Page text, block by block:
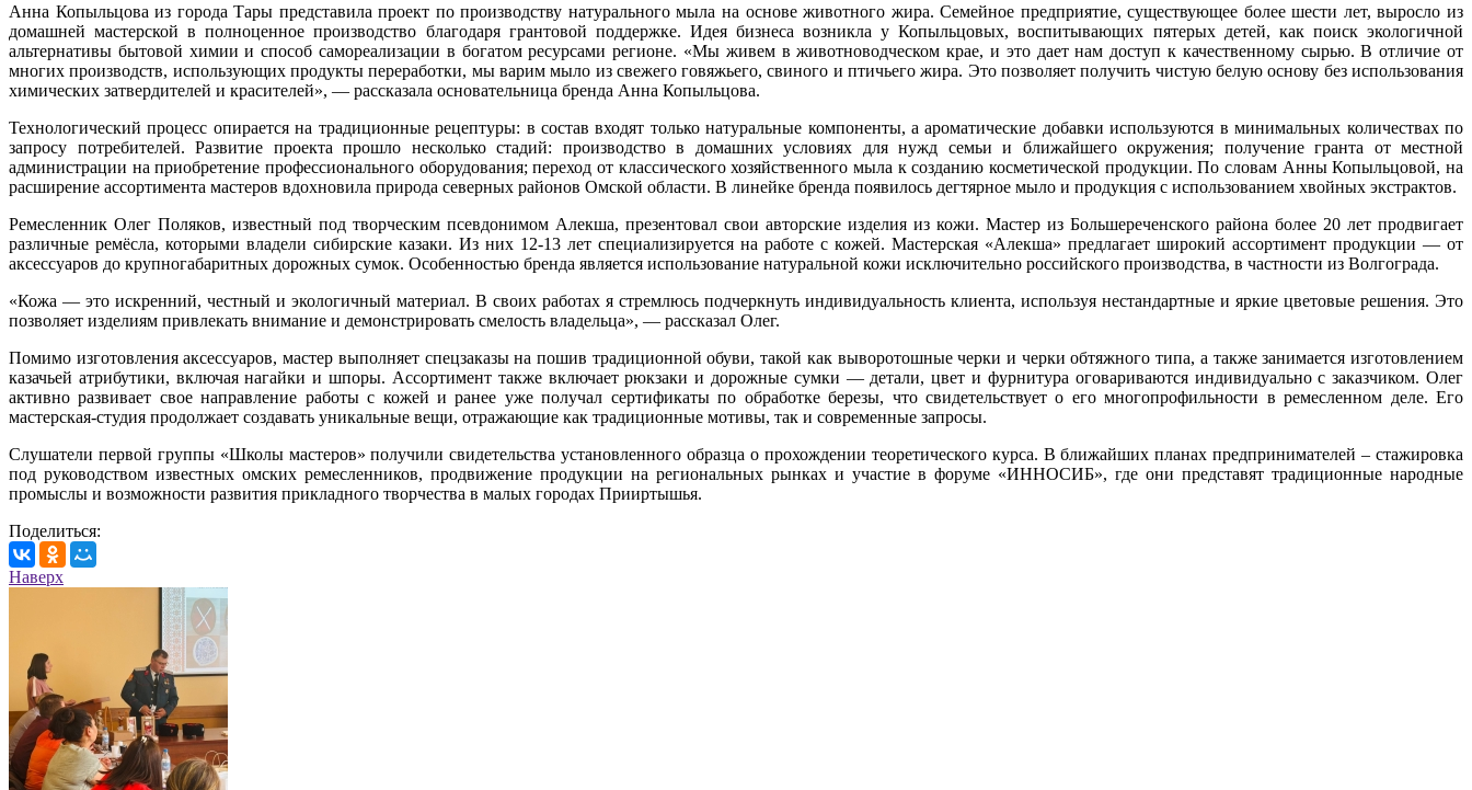
Анна Копыльцова из города Тары представила проект по производству натурального мыла на основе животного жира. Семейное предприятие, существующее более шести лет, выросло из
домашней мастерской в полноценное производство благодаря грантовой поддержке. Идея бизнеса возникла у Копыльцовых, воспитывающих пятерых детей, как поиск экологичной
альтернативы бытовой химии и способ самореализации в богатом ресурсами регионе. «Мы живем в животноводческом крае, и это дает нам доступ к качественному сырью. В отличие от
многих производств, использующих продукты переработки, мы варим мыло из свежего говяжьего, свиного и птичьего жира. Это позволяет получить чистую белую основу без использования
химических затвердителей и красителей», — рассказала основательница бренда Анна Копыльцова.
Технологический процесс опирается на традиционные рецептуры: в состав входят только натуральные компоненты, а ароматические добавки используются в минимальных количествах по
запросу потребителей. Развитие проекта прошло несколько стадий: производство в домашних условиях для нужд семьи и ближайшего окружения; получение гранта от местной
администрации на приобретение профессионального оборудования; переход от классического хозяйственного мыла к созданию косметической продукции. По словам Анны Копыльцовой, на
расширение ассортимента мастеров вдохновила природа северных районов Омской области. В линейке бренда появилось дегтярное мыло и продукция с использованием хвойных экстрактов.
Ремесленник Олег Поляков, известный под творческим псевдонимом Алекша, презентовал свои авторские изделия из кожи. Мастер из Большереченского района более 20 лет продвигает
различные ремёсла, которыми владели сибирские казаки. Из них 12-13 лет специализируется на работе с кожей. Мастерская «Алекша» предлагает широкий ассортимент продукции — от
аксессуаров до крупногабаритных дорожных сумок. Особенностью бренда является использование натуральной кожи исключительно российского производства, в частности из Волгограда.
«Кожа — это искренний, честный и экологичный материал. В своих работах я стремлюсь подчеркнуть индивидуальность клиента, используя нестандартные и яркие цветовые решения. Это
позволяет изделиям привлекать внимание и демонстрировать смелость владельца», — рассказал Олег.
Помимо изготовления аксессуаров, мастер выполняет спецзаказы на пошив традиционной обуви, такой как выворотошные черки и черки обтяжного типа, а также занимается изготовлением
казачьей атрибутики, включая нагайки и шпоры. Ассортимент также включает рюкзаки и дорожные сумки — детали, цвет и фурнитура оговариваются индивидуально с заказчиком. Олег
активно развивает свое направление работы с кожей и ранее уже получал сертификаты по обработке березы, что свидетельствует о его многопрофильности в ремесленном деле. Его
мастерская-студия продолжает создавать уникальные вещи, отражающие как традиционные мотивы, так и современные запросы.
Слушатели первой группы «Школы мастеров» получили свидетельства установленного образца о прохождении теоретического курса. В ближайших планах предпринимателей – стажировка
под руководством известных омских ремесленников, продвижение продукции на региональных рынках и участие в форуме «ИННОСИБ», где они представят традиционные народные
промыслы и возможности развития прикладного творчества в малых городах Прииртышья.
Поделиться:
Наверх